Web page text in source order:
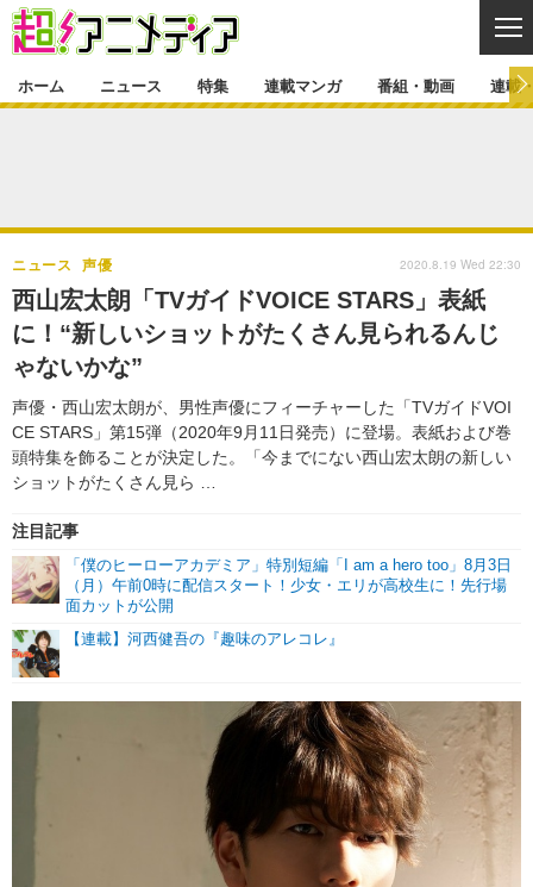
ゲーム・アプリ マンガ
グッズ イベント
声優
舞台 新帝スタ
特集一覧 カバー
ラキりす
連載マンガ
連載マンガ一覧
番組・動画
番組・動画一覧 ラジオ
動画
連載・ブログ
連載・ブログ一覧
編集部ブログ・お知らせ
ホーム ニュース 特集 連載マンガ 番組・動画 連載
西山宏太朗「TVガイドVOICE STARS」表紙
に！“新しいショットがたくさん見られるんじ
ゃないかな”
声優・西山宏太朗が、男性声優にフィーチャーした「TVガイドVOI
CE STARS」第15弾（2020年9月11日発売）に登場。表紙および巻
頭特集を飾ることが決定した。「今までにない西山宏太朗の新しい
ショットがたくさん見ら …
ニュース 声優
注目記事
「僕のヒーローアカデミア」特別短編「I am a hero too」8月3日
（月）午前0時に配信スタート！少女・エリが高校生に！先行場
面カットが公開
【連載】河西健吾の『趣味のアレコレ』
2020.8.19 Wed 22:30